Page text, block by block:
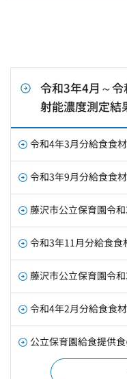
令和3年4月～
射能濃度測定結
令和4年3月分給食食
令和3年9月分給食食
藤沢市公立保育園令
令和3年11月分給食食
藤沢市公立保育園令
令和4年2月分給食食
公立保育園給食提供